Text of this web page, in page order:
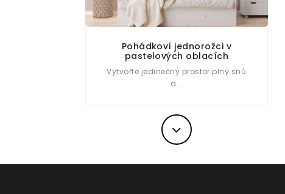
Pohádkoví jednorožci v
pastelových oblacích
Vytvořte jedinečný prostor plný snů
a...